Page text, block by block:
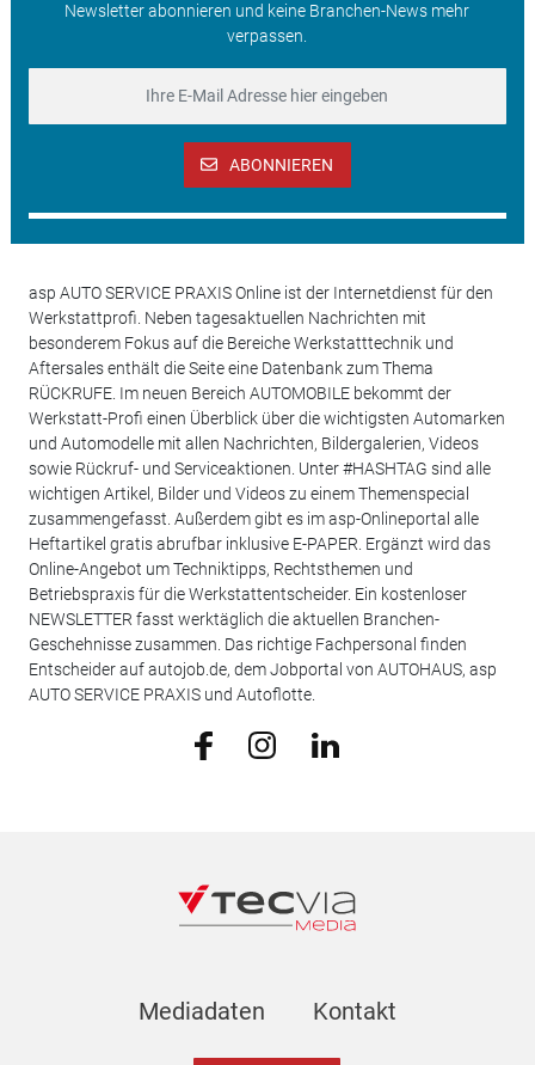
Newsletter abonnieren und keine Branchen-News mehr
verpassen.
ABONNIEREN
asp AUTO SERVICE PRAXIS Online ist der Internetdienst für den
Werkstattprofi. Neben tagesaktuellen Nachrichten mit
besonderem Fokus auf die Bereiche Werkstatttechnik und
Aftersales enthält die Seite eine Datenbank zum Thema
RÜCKRUFE. Im neuen Bereich AUTOMOBILE bekommt der
Werkstatt-Profi einen Überblick über die wichtigsten Automarken
und Automodelle mit allen Nachrichten, Bildergalerien, Videos
sowie Rückruf- und Serviceaktionen. Unter #HASHTAG sind alle
wichtigen Artikel, Bilder und Videos zu einem Themenspecial
zusammengefasst. Außerdem gibt es im asp-Onlineportal alle
Heftartikel gratis abrufbar inklusive E-PAPER. Ergänzt wird das
Online-Angebot um Techniktipps, Rechtsthemen und
Betriebspraxis für die Werkstattentscheider. Ein kostenloser
NEWSLETTER fasst werktäglich die aktuellen Branchen-
Geschehnisse zusammen. Das richtige Fachpersonal finden
Entscheider auf autojob.de, dem Jobportal von AUTOHAUS, asp
AUTO SERVICE PRAXIS und Autoflotte.
Mediadaten Kontakt